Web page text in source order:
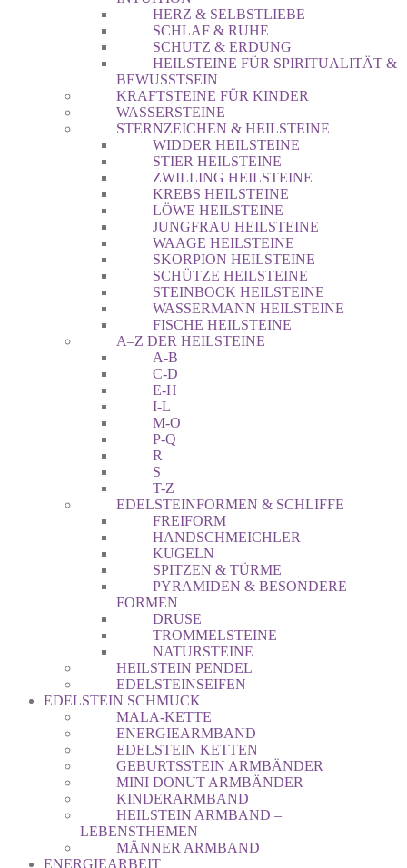
HERZ & SELBSTLIEBE
SCHLAF & RUHE
SCHUTZ & ERDUNG
HEILSTEINE FÜR SPIRITUALITÄT &
BEWUSSTSEIN
KRAFTSTEINE FÜR KINDER
WASSERSTEINE
STERNZEICHEN & HEILSTEINE
WIDDER HEILSTEINE
STIER HEILSTEINE
ZWILLING HEILSTEINE
KREBS HEILSTEINE
LÖWE HEILSTEINE
JUNGFRAU HEILSTEINE
WAAGE HEILSTEINE
SKORPION HEILSTEINE
SCHÜTZE HEILSTEINE
STEINBOCK HEILSTEINE
WASSERMANN HEILSTEINE
FISCHE HEILSTEINE
A–Z DER HEILSTEINE
A-B
C-D
E-H
I-L
M-O
P-Q
R
S
T-Z
EDELSTEINFORMEN & SCHLIFFE
FREIFORM
HANDSCHMEICHLER
KUGELN
SPITZEN & TÜRME
PYRAMIDEN & BESONDERE
FORMEN
DRUSE
TROMMELSTEINE
NATURSTEINE
HEILSTEIN PENDEL
EDELSTEINSEIFEN
EDELSTEIN SCHMUCK
MALA-KETTE
ENERGIEARMBAND
EDELSTEIN KETTEN
GEBURTSSTEIN ARMBÄNDER
MINI DONUT ARMBÄNDER
KINDERARMBAND
HEILSTEIN ARMBAND –
LEBENSTHEMEN
MÄNNER ARMBAND
ENERGIEARBEIT